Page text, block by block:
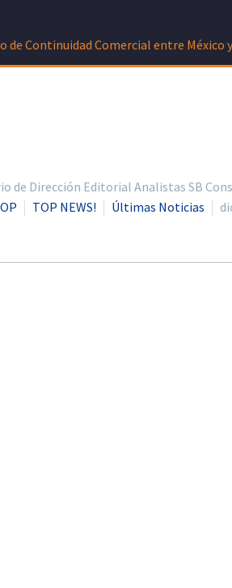
de Continuidad Comercial entre México
de Dirección Editorial Analistas SB
TOP NEWS! Últimas Noticias